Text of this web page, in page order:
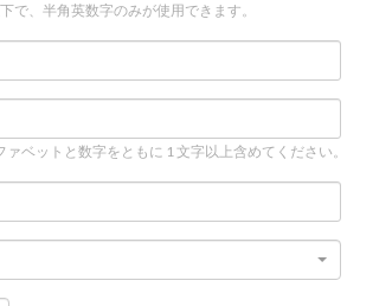
で、半角英数字のみが使用できます。
ベットと数字をともに 1 文字以上含めてください。